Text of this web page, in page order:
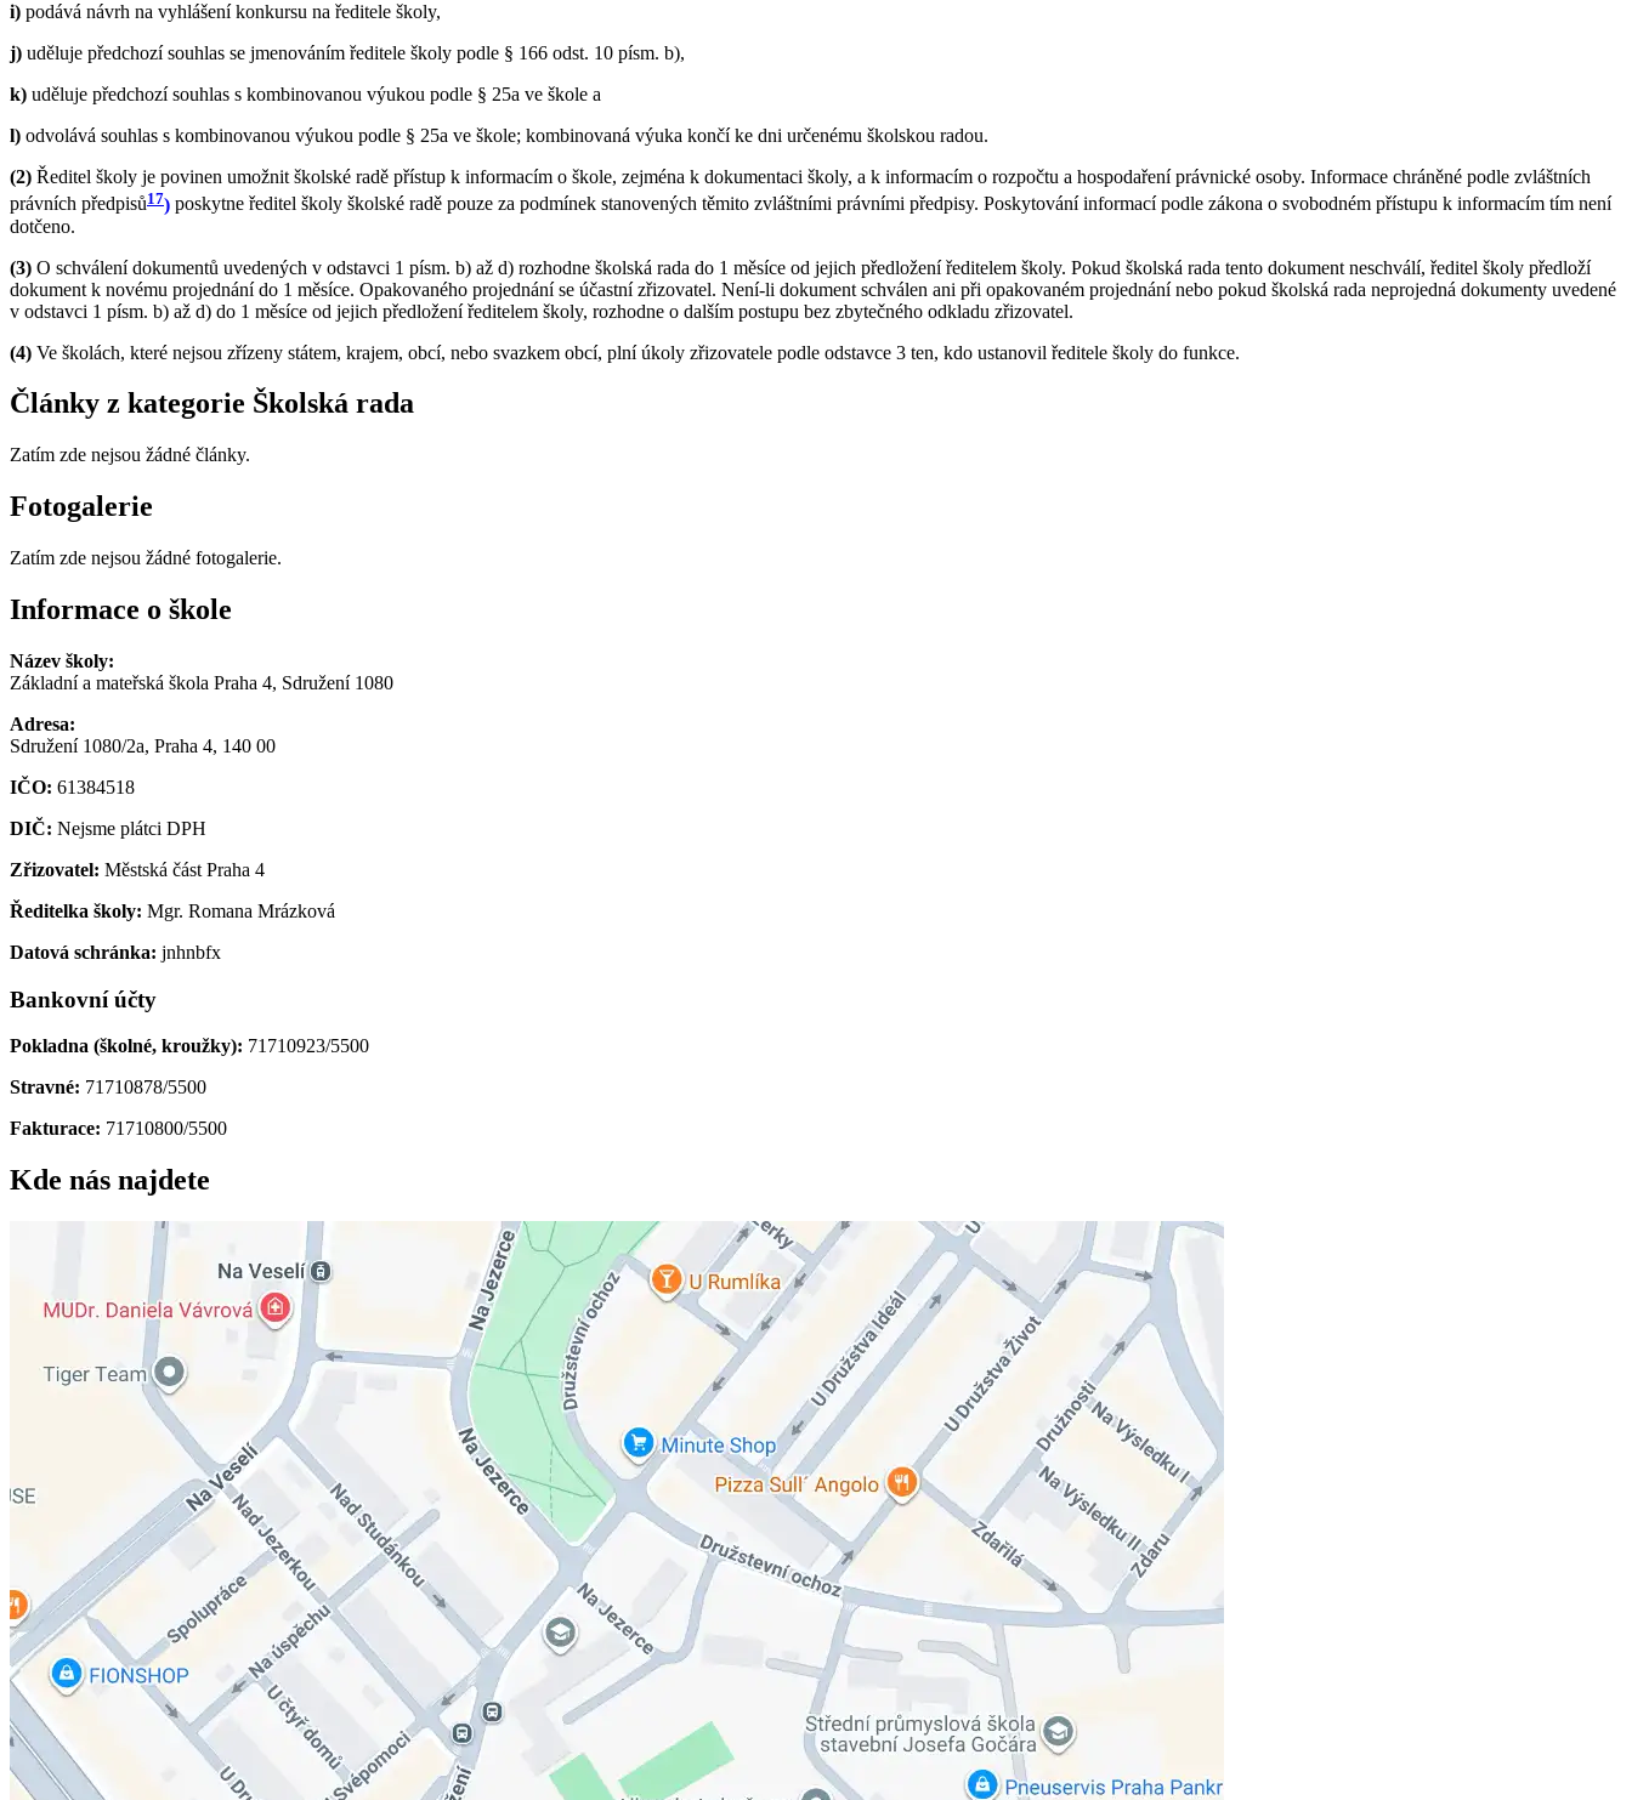
i) podává návrh na vyhlášení konkursu na ředitele školy,
j) uděluje předchozí souhlas se jmenováním ředitele školy podle § 166 odst. 10 písm. b),
k) uděluje předchozí souhlas s kombinovanou výukou podle § 25a ve škole a
l) odvolává souhlas s kombinovanou výukou podle § 25a ve škole; kombinovaná výuka končí ke dni určenému školskou radou.
(2) Ředitel školy je povinen umožnit školské radě přístup k informacím o škole, zejména k dokumentaci školy, a k informacím o rozpočtu a hospodaření právnické osoby. Informace chráněné podle zvláštních
právních předpisů17) poskytne ředitel školy školské radě pouze za podmínek stanovených těmito zvláštními právními předpisy. Poskytování informací podle zákona o svobodném přístupu k informacím tím není
dotčeno.
(3) O schválení dokumentů uvedených v odstavci 1 písm. b) až d) rozhodne školská rada do 1 měsíce od jejich předložení ředitelem školy. Pokud školská rada tento dokument neschválí, ředitel školy předloží
dokument k novému projednání do 1 měsíce. Opakovaného projednání se účastní zřizovatel. Není-li dokument schválen ani při opakovaném projednání nebo pokud školská rada neprojedná dokumenty uvedené
v odstavci 1 písm. b) až d) do 1 měsíce od jejich předložení ředitelem školy, rozhodne o dalším postupu bez zbytečného odkladu zřizovatel.
(4) Ve školách, které nejsou zřízeny státem, krajem, obcí, nebo svazkem obcí, plní úkoly zřizovatele podle odstavce 3 ten, kdo ustanovil ředitele školy do funkce.
Články z kategorie Školská rada
Zatím zde nejsou žádné články.
Fotogalerie
Zatím zde nejsou žádné fotogalerie.
Informace o škole
Název školy:
Základní a mateřská škola Praha 4, Sdružení 1080
Adresa:
Sdružení 1080/2a, Praha 4, 140 00
IČO: 61384518
DIČ: Nejsme plátci DPH
Zřizovatel: Městská část Praha 4
Ředitelka školy: Mgr. Romana Mrázková
Datová schránka: jnhnbfx
Bankovní účty
Pokladna (školné, kroužky): 71710923/5500
Stravné: 71710878/5500
Fakturace: 71710800/5500
Kde nás najdete